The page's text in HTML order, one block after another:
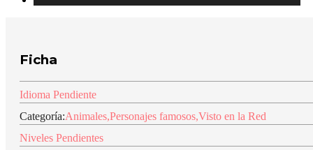
Ficha
Idioma Pendiente
Categoría:Animales,Personajes famosos,Visto en la Red
Niveles Pendientes